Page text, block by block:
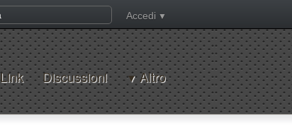
Accedi
Link Discussioni Altro